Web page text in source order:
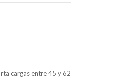
cargas entre 45 y 62